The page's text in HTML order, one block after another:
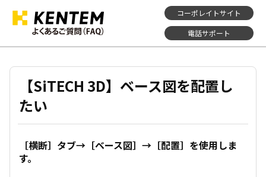
コーポレイトサイト
電話サポート
【SiTECH 3D】ベース図を配置し
たい
［横断］タブ→［ベース図］→［配置］を使用しま
す。